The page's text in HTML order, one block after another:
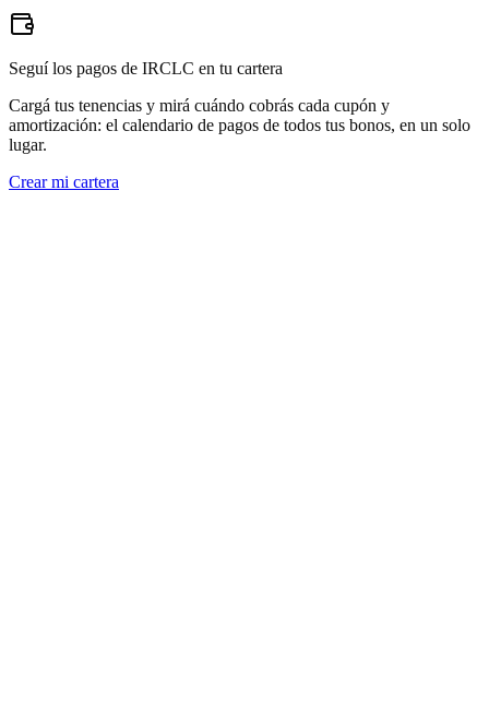
Seguí los pagos de IRCLC en tu cartera
Cargá tus tenencias y mirá cuándo cobrás cada cupón y
amortización: el calendario de pagos de todos tus bonos, en un solo
lugar.
Crear mi cartera